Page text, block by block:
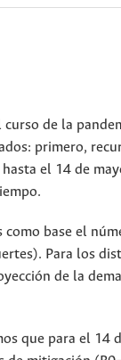
curso de la
primero,
el 14 de
como base el
Para los
de la
que para el 14